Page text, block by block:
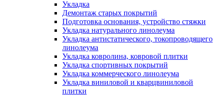
Укладка
Демонтаж старых покрытий
Подготовка основания, устройство стяжки
Укладка натурального линолеума
Укладка антистатического, токопроводящего
линолеума
Укладка ковролина, ковровой плитки
Укладка спортивных покрытий
Укладка коммерческого линолеума
Укладка виниловой и кварцвиниловой
плитки